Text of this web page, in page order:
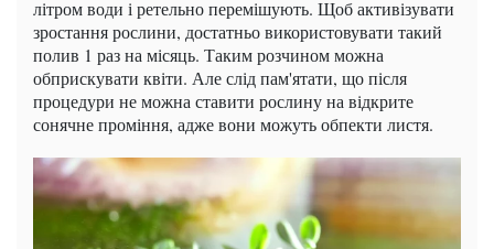
літром води і ретельно перемішують. Щоб активізувати
зростання рослини, достатньо використовувати такий
полив 1 раз на місяць. Таким розчином можна
обприскувати квіти. Але слід пам'ятати, що після
процедури не можна ставити рослину на відкрите
сонячне проміння, адже вони можуть обпекти листя.